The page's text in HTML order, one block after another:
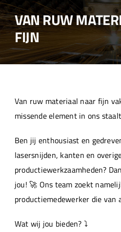
Home
Over ons
Projecten
Machinepark
Werken bij
VAN RUW
FIJN
Van ruw materiaal naar fijn
missende element in ons
Ben jij enthousiast en
lasersnijden, kanten en
productiewerkzaamheden?
jou! 🚀 Ons team zoekt
productiemedewerker die van
Wat wij jou bieden? ⤵️